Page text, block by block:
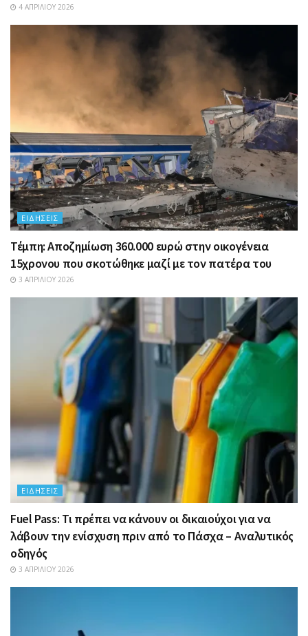
4 ΑΠΡΙΛΊΟΥ 2026
ΕΙΔΉΣΕΙΣ
Τέμπη: Αποζημίωση 360.000 ευρώ στην οικογένεια
15χρονου που σκοτώθηκε μαζί με τον πατέρα του
3 ΑΠΡΙΛΊΟΥ 2026
ΕΙΔΉΣΕΙΣ
Fuel Pass: Τι πρέπει να κάνουν οι δικαιούχοι για να
λάβουν την ενίσχυση πριν από το Πάσχα – Αναλυτικός
οδηγός
3 ΑΠΡΙΛΊΟΥ 2026